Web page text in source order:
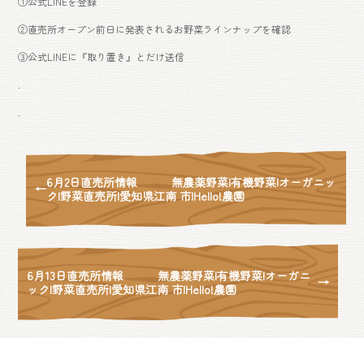
②直売所オープン前日に発表されるお野菜ラインナップを確認
③公式LINEに『取り置き』とだけ送信
←6月2日直売所情報 無農薬野菜|有機野菜|オーガニッ
ク|野菜直売所|愛知県江南 市|Hello!農園
6月13日直売所情報 無農薬野菜|有機野菜|オーガニ
ック|野菜直売所|愛知県江南 市|Hello!農園
→